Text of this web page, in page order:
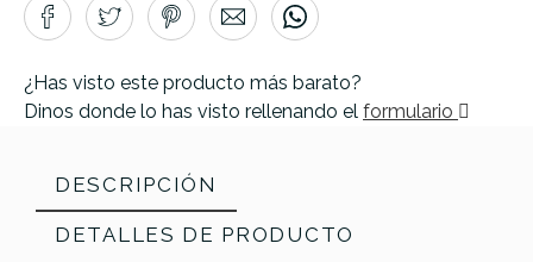
¿Has visto este producto más barato?
Dinos donde lo has visto rellenando el formulario
DESCRIPCIÓN
DETALLES DE PRODUCTO